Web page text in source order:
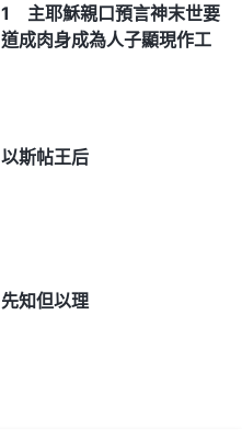
1 主耶穌親口預言神末世要
道成肉身成為人子顯現作工
以斯帖王后
先知但以理